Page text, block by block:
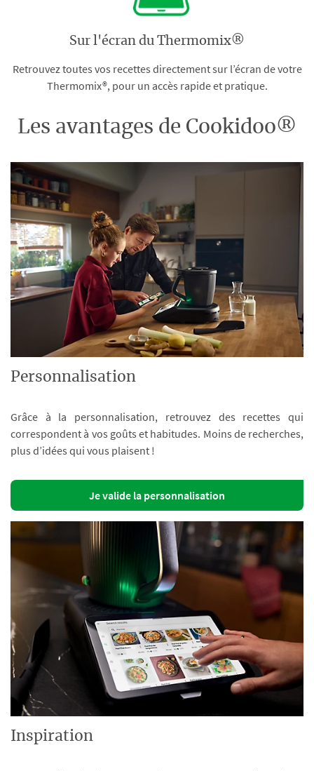
Sur l'écran du Thermomix®
Retrouvez toutes vos recettes directement sur l’écran de votre
Thermomix®, pour un accès rapide et pratique.
Les avantages de Cookidoo®
Personnalisation
Grâce à la personnalisation, retrouvez des recettes qui
correspondent à vos goûts et habitudes. Moins de recherches,
plus d’idées qui vous plaisent !
Je valide la personnalisation
Inspiration